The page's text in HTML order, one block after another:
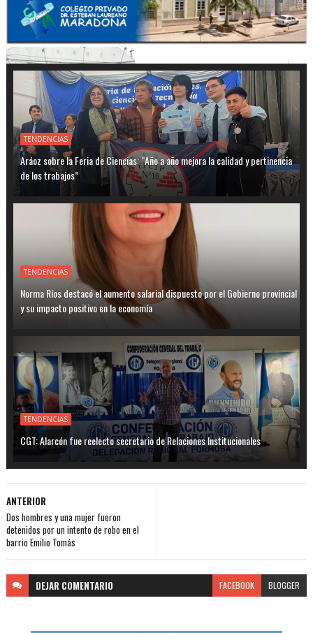
TENDENCIAS
Aráoz sobre la Feria de Ciencias: “Año a año mejora la calidad y pertinencia
de los trabajos”
TENDENCIAS
Norma Ríos destacó el aumento salarial dispuesto por el Gobierno provincial
y su impacto positivo en la economía
TENDENCIAS
CGT: Alarcón fue reelecto secretario de Relaciones Institucionales
ANTERIOR
Dos hombres y una mujer fueron
detenidos por un intento de robo en el
barrio Emilio Tomás
DEJAR COMENTARIO FACEBOOK BLOGGER